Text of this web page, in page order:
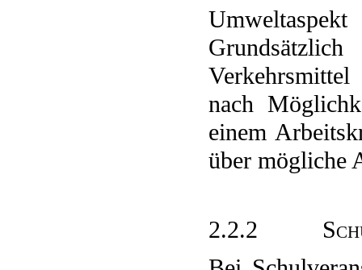
nach
einem
über mögliche
2.2.2